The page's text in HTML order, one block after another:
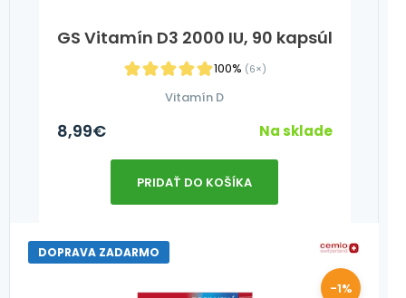
GS Vitamín D3 2000 IU, 90 kapsúl
100% (6×)
Vitamín D
8,99€ Na sklade
PRIDAŤ DO KOŠÍKA
DOPRAVA ZADARMO
-1%